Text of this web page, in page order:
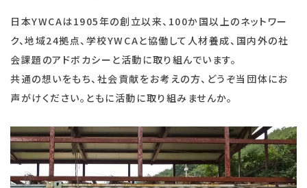
日本YWCAは1905年の創立以来、100か国以上のネットワー
ク、地域24拠点、学校YWCAと協働して人材養成、国内外の社
会課題のアドボカシーと活動に取り組んでいます。
共通の想いをもち、社会貢献をお考えの方、どうぞ当団体にお
声がけください。ともに活動に取り組みませんか。